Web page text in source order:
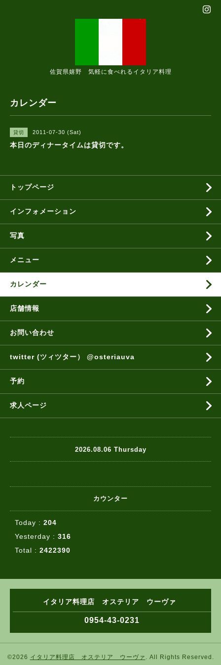
佐賀県嬉野 気軽に食べれるイタリア料理
カレンダー
貸切 2011-07-30 (Sat)
本日のディナータイムは貸切です。
トップページ
インフォメーション
写真
メニュー
カレンダー
店舗情報
お問い合わせ
twitter (ツィツター） @osteriauva
予約
求人ページ
2026.08.06 Thursday
カウンター
Today : 204
Yesterday : 316
Total : 2422390
イタリア料理店 オステリア ウーヴァ
0954-43-0231
©2026 イタリア料理店 オステリア ウーヴァ . All Rights Reserved.